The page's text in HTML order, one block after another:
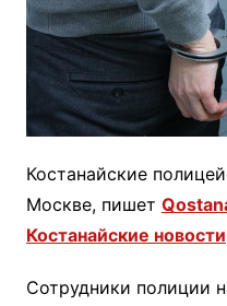
Костанайские
Москве, пишет
Костанайские новости
Сотрудники полиции